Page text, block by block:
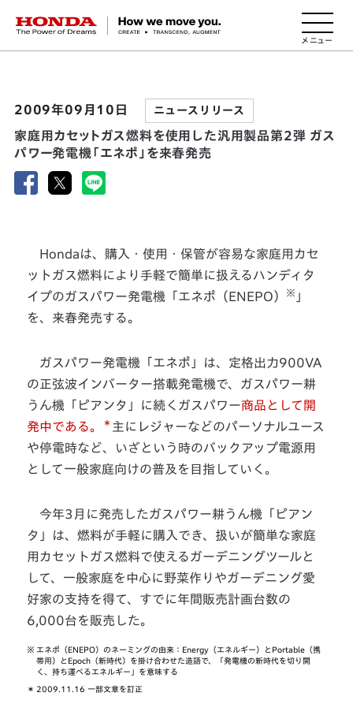
HONDA The Power of Dreams
2009年09月10日 ニュースリリース
家庭用カセットガス燃料を使用した汎用製品第2弾 ガス
パワー発電機「エネポ」を来春発売
Hondaは、購入・使用・保管が容易な家庭用カセ
ットガス燃料により手軽で簡単に扱えるハンディタ
イプのガスパワー発電機「エネポ（ENEPO）
※ 」
を、来春発売する。
ガスパワー発電機「エネポ」は、定格出力900VA
の正弦波インバーター搭載発電機で、ガスパワー耕
うん機「ピアンタ」に続くガスパワー商品として開
発中である。
＊ 主にレジャーなどのパーソナルユース
や停電時など、いざという時のバックアップ電源用
として一般家庭向けの普及を目指していく。
今年3月に発売したガスパワー耕うん機「ピアン
タ」は、燃料が手軽に購入でき、扱いが簡単な家庭
用カセットガス燃料で使えるガーデニングツールと
して、一般家庭を中心に野菜作りやガーデニング愛
好家の支持を得て、すでに年間販売計画台数の
6,000台を販売した。
※ エネポ（ENEPO）のネーミングの由来：Energy（エネルギー）とPortable（携
帯用）とEpoch（新時代）を掛け合わせた造語で、「発電機の新時代を切り開
く、持ち運べるエネルギー」を意味する
＊ 2009.11.16 一部文章を訂正